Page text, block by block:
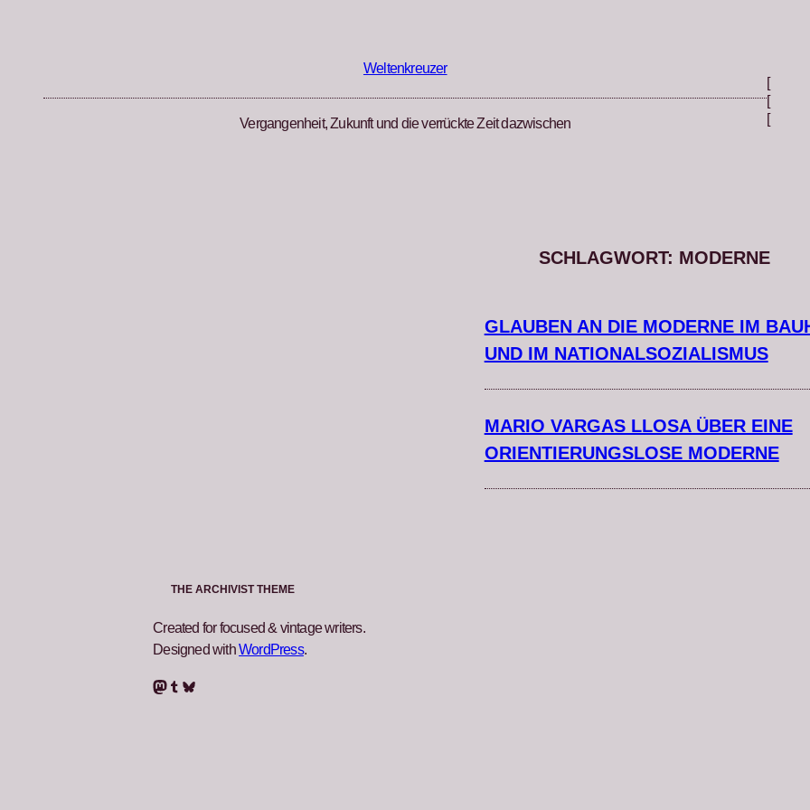
Weltenkreuzer
Vergangenheit, Zukunft und die verrückte Zeit dazwischen
[
[
[
SCHLAGWORT: MODERNE
GLAUBEN AN DIE MODERNE IM
UND IM NATIONALSOZIALISMUS
MARIO VARGAS LLOSA ÜBER EINE
ORIENTIERUNGSLOSE MODERNE
THE ARCHIVIST THEME
Created for focused & vintage writers.
Designed withWordPress.
Mastodon Tumblr Bluesky